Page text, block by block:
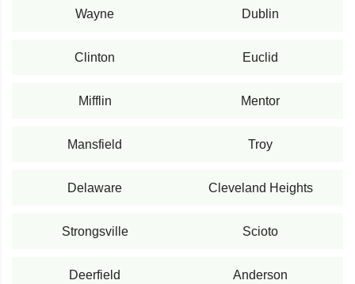
Wayne Dublin
Clinton Euclid
Mifflin Mentor
Mansfield Troy
Delaware Cleveland Heights
Strongsville Scioto
Deerfield Anderson